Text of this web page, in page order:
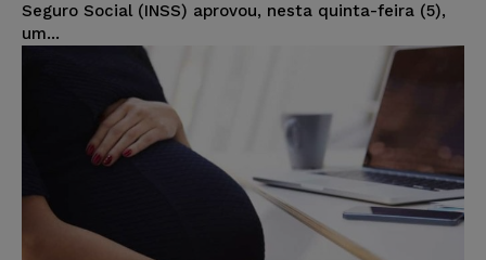
Seguro Social (INSS) aprovou, nesta quinta-feira (5),
um...